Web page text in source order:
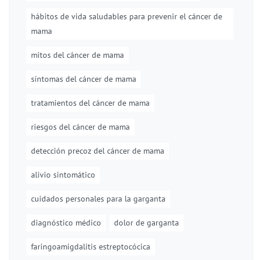
hábitos de vida saludables para prevenir el cáncer de
mama
mitos del cáncer de mama
síntomas del cáncer de mama
tratamientos del cáncer de mama
riesgos del cáncer de mama
detección precoz del cáncer de mama
alivio sintomático
cuidados personales para la garganta
diagnóstico médico dolor de garganta
faringoamigdalitis estreptocócica